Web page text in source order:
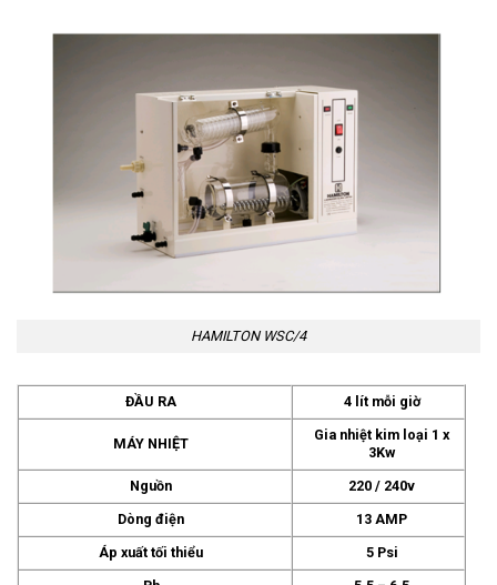
HAMILTON WSC/4
ĐẦU RA 4 lít mỗi giờ
MÁY NHIỆT
Gia nhiệt kim loại 1 x
3Kw
Nguồn
220 / 240v
Dòng điện
13 AMP
Áp xuất tối thiểu
5 Psi